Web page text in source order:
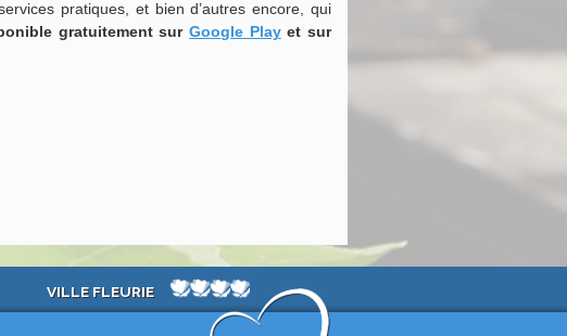
pratiques, et bien d’autres encore, qui
gratuitementsurGoogle Playet sur
VILLE FLEURIE